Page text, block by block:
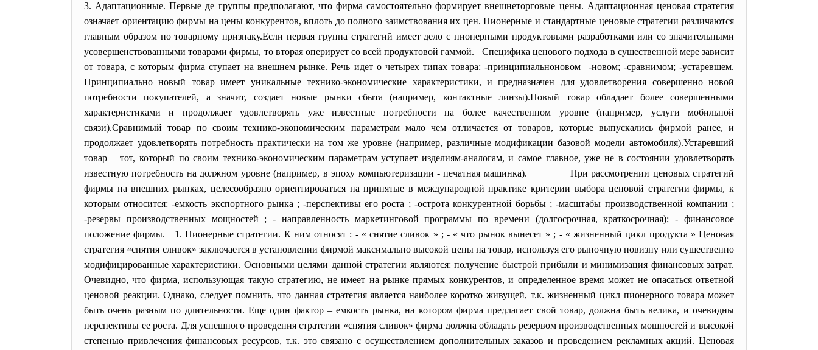
3. Адаптационные. Первые де группы предполагают, что фирма самостоятельно формирует внешнеторговые цены. Адаптационная ценовая стратегия
означает ориентацию фирмы на цены конкурентов, вплоть до полного заимствования их цен. Пионерные и стандартные ценовые стратегии различаются
главным образом по товарному признаку.Если первая группа стратегий имеет дело с пионерными продуктовыми разработками или со значительными
усовершенствованными товарами фирмы, то вторая оперирует со всей продуктовой гаммой. Специфика ценового подхода в существенной мере зависит
от товара, с которым фирма ступает на внешнем рынке. Речь идет о четырех типах товара: -принципиальноновом -новом; -сравнимом; -устаревшем.
Принципиально новый товар имеет уникальные технико-экономические характеристики, и предназначен для удовлетворения совершенно новой
потребности покупателей, а значит, создает новые рынки сбыта (например, контактные линзы).Новый товар обладает более совершенными
характеристиками и продолжает удовлетворять уже известные потребности на более качественном уровне (например, услуги мобильной
связи).Сравнимый товар по своим технико-экономическим параметрам мало чем отличается от товаров, которые выпускались фирмой ранее, и
продолжает удовлетворять потребность практически на том же уровне (например, различные модификации базовой модели автомобиля).Устаревший
товар – тот, который по своим технико-экономическим параметрам уступает изделиям-аналогам, и самое главное, уже не в состоянии удовлетворять
известную потребность на должном уровне (например, в эпоху компьютеризации - печатная машинка). При рассмотрении ценовых стратегий
фирмы на внешних рынках, целесообразно ориентироваться на принятые в международной практике критерии выбора ценовой стратегии фирмы, к
которым относится: -емкость экспортного рынка ; -перспективы его роста ; -острота конкурентной борьбы ; -масштабы производственной компании ;
-резервы производственных мощностей ; - направленность маркетинговой программы по времени (долгосрочная, краткосрочная); - финансовое
положение фирмы. 1. Пионерные стратегии. К ним относят : - « снятие сливок » ; - « что рынок вынесет » ; - « жизненный цикл продукта » Ценовая
стратегия «снятия сливок» заключается в установлении фирмой максимально высокой цены на товар, используя его рыночную новизну или существенно
модифицированные характеристики. Основными целями данной стратегии являются: получение быстрой прибыли и минимизация финансовых затрат.
Очевидно, что фирма, использующая такую стратегию, не имеет на рынке прямых конкурентов, и определенное время может не опасаться ответной
ценовой реакции. Однако, следует помнить, что данная стратегия является наиболее коротко живущей, т.к. жизненный цикл пионерного товара может
быть очень разным по длительности. Еще один фактор – емкость рынка, на котором фирма предлагает свой товар, должна быть велика, и очевидны
перспективы ее роста. Для успешного проведения стратегии «снятия сливок» фирма должна обладать резервом производственных мощностей и высокой
степенью привлечения финансовых ресурсов, т.к. это связано с осуществлением дополнительных заказов и проведением рекламных акций. Ценовая